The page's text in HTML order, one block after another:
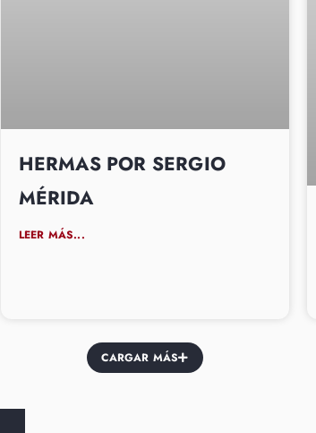
HERMAS POR SERGIO
MÉRIDA
LEER MÁS...
CARGAR MÁS